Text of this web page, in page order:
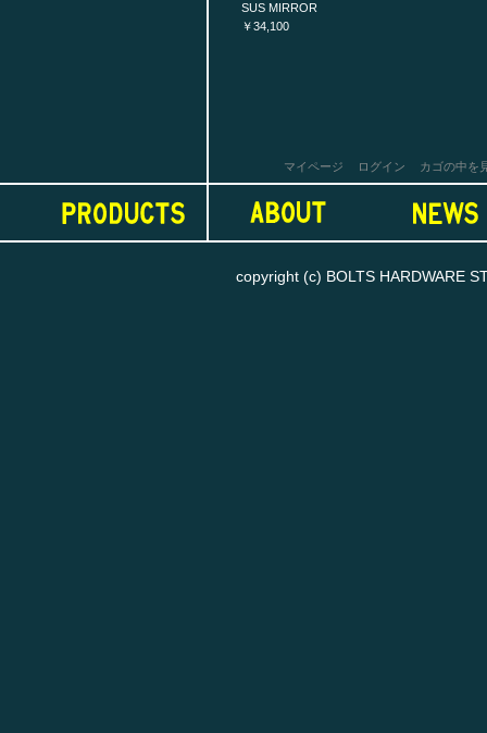
SUS MIRROR
￥34,100
マイページ ログイン カゴの中を
copyright (c) BOLTS HARDWARE